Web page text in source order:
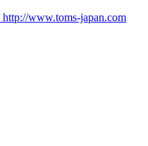
http://www.toms-japan.com